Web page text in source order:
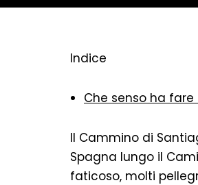
Indice
Che senso ha
Il Cammino di
Spagna lungo il
faticoso, molti